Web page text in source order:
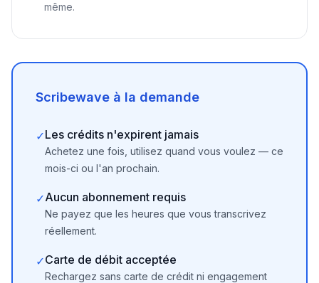
même.
Scribewave à la demande
✓Les crédits n'expirent jamais
Achetez une fois, utilisez quand vous voulez — ce
mois-ci ou l'an prochain.
✓Aucun abonnement requis
Ne payez que les heures que vous transcrivez
réellement.
✓Carte de débit acceptée
Rechargez sans carte de crédit ni engagement